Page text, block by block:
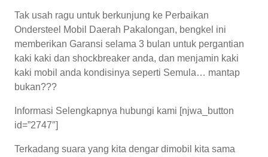
Tak usah ragu untuk berkunjung ke Perbaikan
Ondersteel Mobil Daerah Pakalongan, bengkel ini
memberikan Garansi selama 3 bulan untuk pergantian
kaki kaki dan shockbreaker anda, dan menjamin kaki
kaki mobil anda kondisinya seperti Semula… mantap
bukan???
Informasi Selengkapnya hubungi kami [njwa_button
id=”2747″]
Terkadang suara yang kita dengar dimobil kita sama